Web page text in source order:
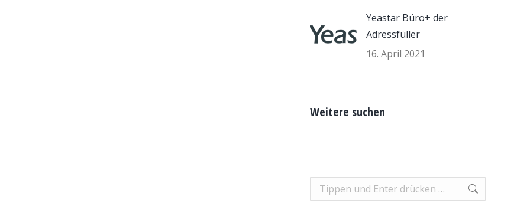
Yeastar Büro+ der
Adressfüller
16. April 2021
Weitere suchen
Search: